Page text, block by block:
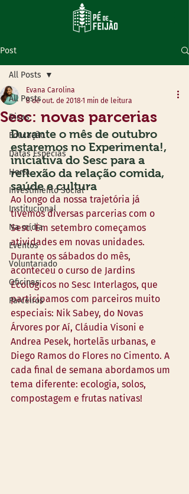
Post
All Posts
Dicas
Educação
Datas Especias
Horta
Investimento Social
Institucional
Na mídia
Eventos
Voluntariado
Oficinas
Parceiros
All Posts
Sesc: novas parcerias
Evana Carolina
8 de out. de 2018 1 min de leitura
Durante o mês de outubro
estaremos no Experimenta!,
iniciativa do Sesc para a
reflexão da relação comida,
saúde e cultura
Ao longo da nossa trajetória já
tivemos diversas parcerias com o
Sesc. Em setembro começamos
atividades em novas unidades.
Durante os sábados do mês,
aconteceu o curso de Jardins
Ecológicos no Sesc Interlagos, que
participamos com parceiros muito
especiais: Nik Sabey, do Novas
Árvores por Aí, Cláudia Visoni e
Andrea Pesek, hortelãs urbanas, e
Diego Ramos do Flores no Cimento. A
cada final de semana abordamos um
tema diferente: ecologia, solos,
compostagem e frutas nativas!